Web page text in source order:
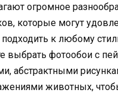
огромное
которые могут
подходить к любому
выбрать фотообои с
абстрактными
животных,